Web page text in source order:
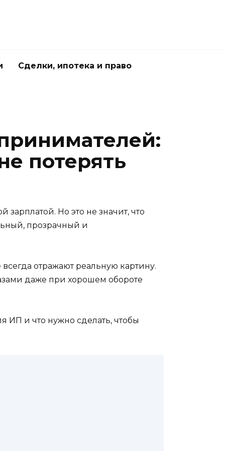
Сделки, ипотека и право
потерять
Но это не значит, что
прозрачный и
отражают реальную картину.
даже при хорошем обороте
ИП и что нужно сделать, чтобы